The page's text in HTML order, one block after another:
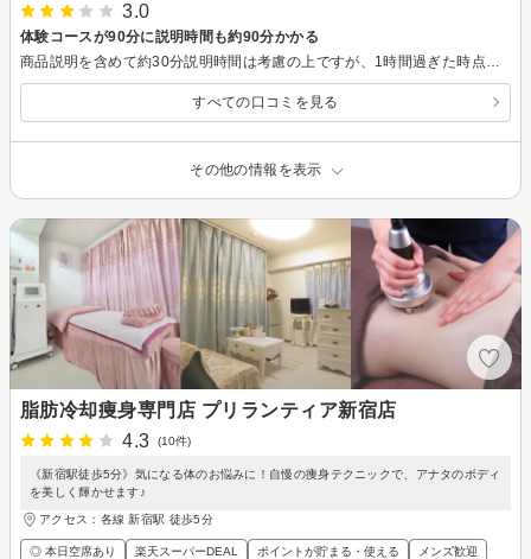
3.0
体験コースが90分に説明時間も約90分かかる
すべての口コミを見る
その他の情報を表示
脂肪冷却痩身専門店 プリランティア新宿店
4.3
(10件)
《新宿駅徒歩5分》気になる体のお悩みに！自慢の痩身テクニックで、アナタのボディ
を美しく輝かせます♪
アクセス：各線 新宿駅 徒歩5分
◎ 本日空席あり 楽天スーパーDEAL ポイントが貯まる・使える メンズ歓迎